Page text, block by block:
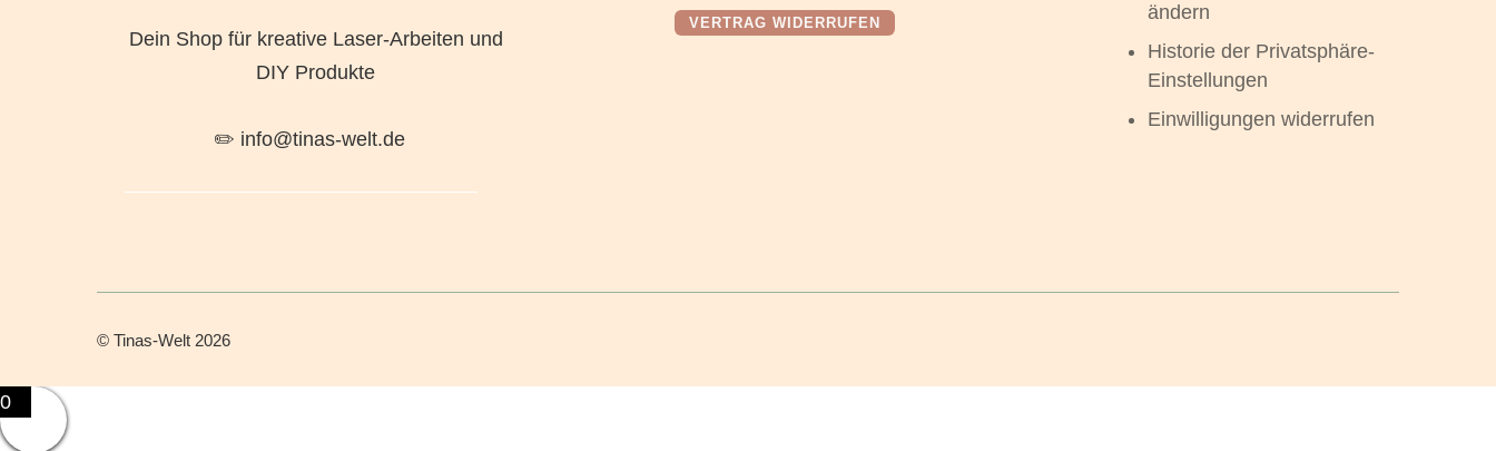
Dein Shop für kreative Laser-Arbeiten und
DIY Produkte
✏️ info@tinas-welt.de
VERTRAG WIDERRUFEN
ändern
Historie der Privatsphäre-
Einstellungen
Einwilligungen widerrufen
© Tinas-Welt 2026
0